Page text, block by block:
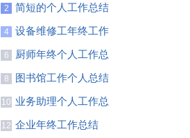
2
简短的个人工作总结
【荐】
4
设备维修工年终工作
总结8篇
6
厨师年终个人工作总
结集锦15篇
8 图书馆工作个人总结
10 业务助理个人工作总
结13篇
12 企业年终工作总结